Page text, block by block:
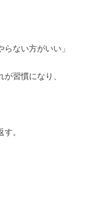
らない方がいい」
習慣になり、
。